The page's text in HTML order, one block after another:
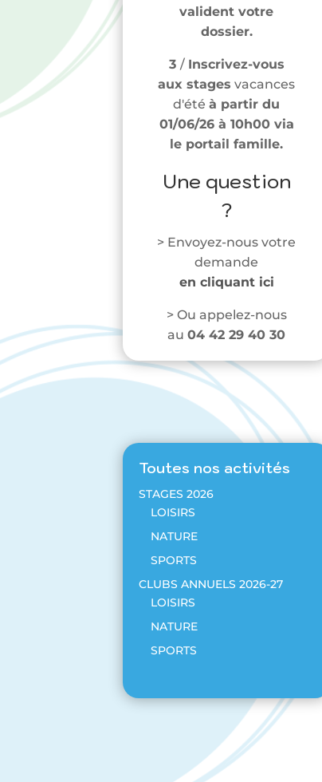
valident votre
dossier.
3 / Inscrivez-vous
aux stages vacances
d'étéà partir du
01/06/26 à 10h00 via
le portail famille.
Une question
?
> Envoyez-nous votre
demande
en cliquant ici
> Ou appelez-nous
au04 42 29 40 30
Toutes nos activités
STAGES 2026
LOISIRS
NATURE
SPORTS
CLUBS ANNUELS 2026-27
LOISIRS
NATURE
SPORTS